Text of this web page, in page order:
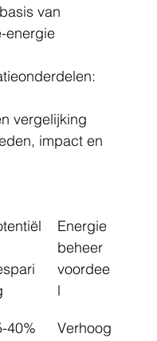
van
energie
vergelijking
impact en
Energie
beheer
voordee
l
40%
Verhoog